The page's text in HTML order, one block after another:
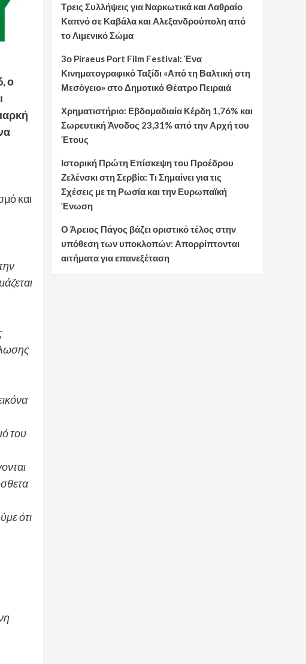
ο
και
του
ότι
Τρεις Συλλήψεις για Ναρκωτικά και Λαθραίο
Καπνό σε Καβάλα και Αλεξανδρούπολη από
το Λιμενικό Σώμα
3ο Piraeus Port Film Festival: Ένα
Κινηματογραφικό Ταξίδι «Από τη Βαλτική στη
Μεσόγειο» στο Δημοτικό Θέατρο Πειραιά
Χρηματιστήριο: Εβδομαδιαία Κέρδη 1,76% και
Σωρευτική Άνοδος 23,31% από την Αρχή του
Έτους
Ιστορική Πρώτη Επίσκεψη του Προέδρου
Ζελένσκι στη Σερβία: Τι Σημαίνει για τις
Σχέσεις με τη Ρωσία και την Ευρωπαϊκή
Ένωση
Ο Άρειος Πάγος βάζει οριστικό τέλος στην
υπόθεση των υποκλοπών: Απορρίπτονται
αιτήματα για επανεξέταση